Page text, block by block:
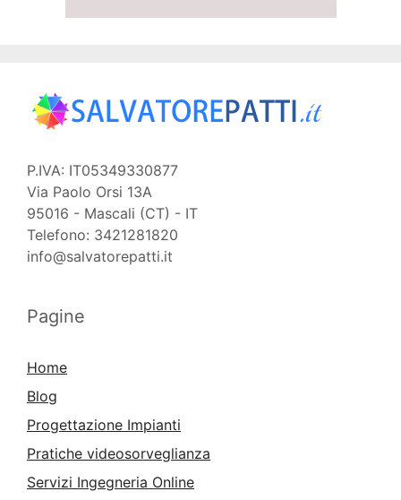
P.IVA: IT05349330877
Via Paolo Orsi 13A
95016 - Mascali (CT) - IT
Telefono: 3421281820
info@salvatorepatti.it
Pagine
Home
Blog
Progettazione Impianti
Pratiche videosorveglianza
Servizi Ingegneria Online